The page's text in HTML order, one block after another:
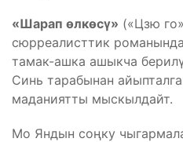
«Шарап өлкөсү» («Цзю
сюрреалисттик
тамак-ашка ашыкча
Синь тарабынан
маданиятты мыскылдайт.
Мо Яндын соңку